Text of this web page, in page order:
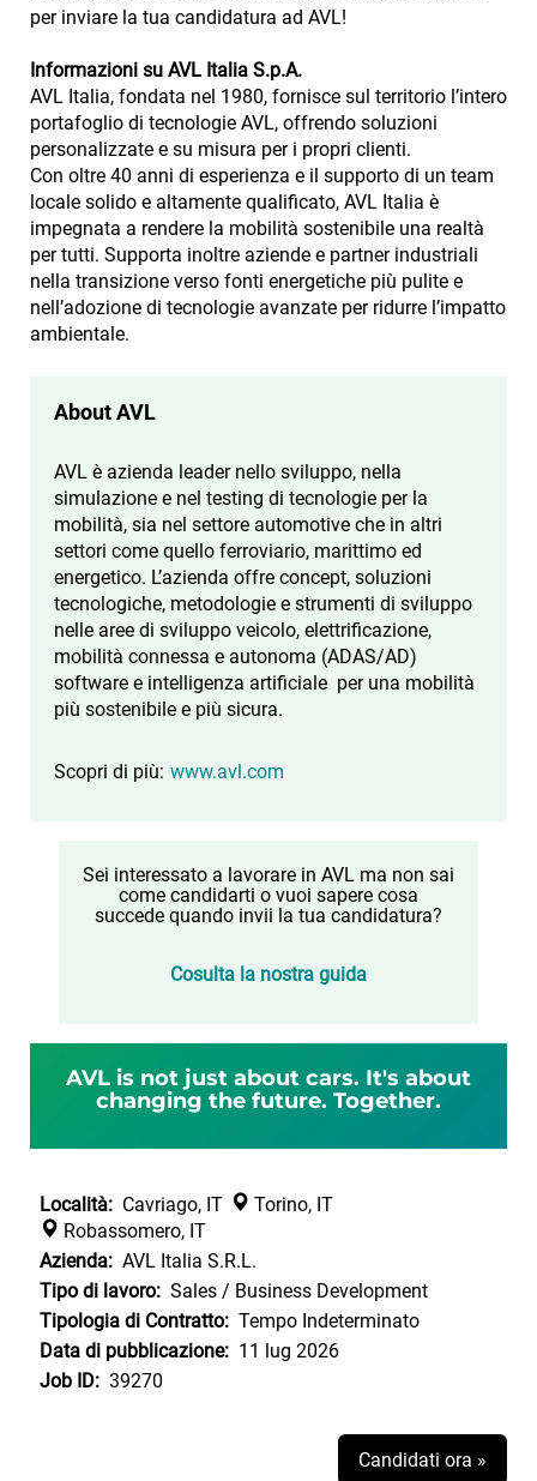
per inviare la tua candidatura ad AVL!
Informazioni su AVL Italia S.p.A.
AVL Italia, fondata nel 1980, fornisce sul territorio l’intero
portafoglio di tecnologie AVL, offrendo soluzioni
personalizzate e su misura per i propri clienti.
Con oltre 40 anni di esperienza e il supporto di un team
locale solido e altamente qualificato, AVL Italia è
impegnata a rendere la mobilità sostenibile una realtà
per tutti. Supporta inoltre aziende e partner industriali
nella transizione verso fonti energetiche più pulite e
nell’adozione di tecnologie avanzate per ridurre l’impatto
ambientale.
About AVL
AVL è azienda leader nello sviluppo, nella
simulazione e nel testing di tecnologie per la
mobilità, sia nel settore automotive che in altri
settori come quello ferroviario, marittimo ed
energetico. L’azienda offre concept, soluzioni
tecnologiche, metodologie e strumenti di sviluppo
nelle aree di sviluppo veicolo, elettrificazione,
mobilità connessa e autonoma (ADAS/AD)
software e intelligenza artificiale per una mobilità
più sostenibile e più sicura.
Scopri di più: www.avl.com
Sei interessato a lavorare in AVL ma non sai
come candidarti o vuoi sapere cosa
succede quando invii la tua candidatura?
Cosulta la nostra guida
AVL is not just about cars. It's about
changing the future. Together.
Località: Cavriago, IT
Torino, IT
Robassomero, IT
Azienda: AVL Italia S.R.L.
Tipo di lavoro: Sales / Business Development
Tipologia di Contratto: Tempo Indeterminato
Data di pubblicazione: 11 lug 2026
Job ID: 39270
Candidati ora »